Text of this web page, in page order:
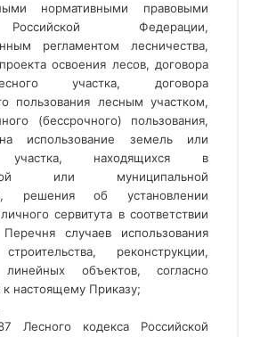
нормативными правовыми
Федерации,
регламентом лесничества,
освоения лесов, договора
участка, договора
пользования лесным участком,
(бессрочного) пользования,
использование земель или
участка, находящихся в
или муниципальной
решения об установлении
сервитута в соответствии
случаев использования
реконструкции,
линейных объектов, согласно
настоящему Приказу;
Лесного кодекса Российской